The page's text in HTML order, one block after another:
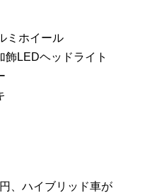
ミホイール
飾LEDヘッドライト
、ハイブリッド車が